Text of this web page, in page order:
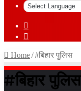
In
Home/#बिहार पुलिस
#बिहार पुलिस